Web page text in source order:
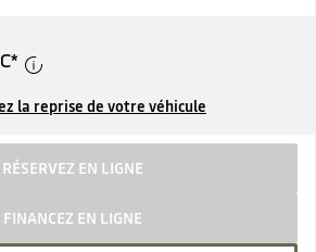
*
la reprise de votre véhicule
RÉSERVEZ EN LIGNE
FINANCEZ EN LIGNE